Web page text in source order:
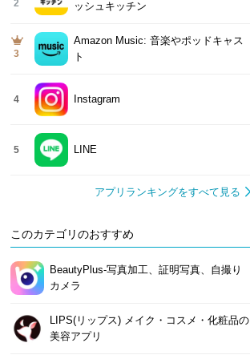
2 ッシュキッチン
3
Amazon Music: 音楽やポッドキャス
ト
4 Instagram
5 LINE
アプリランキングをすべて見る
このカテゴリのおすすめ
BeautyPlus-写真加工、証明写真、自撮り
カメラ
LIPS(リップス) メイク・コスメ・化粧品の
美容アプリ